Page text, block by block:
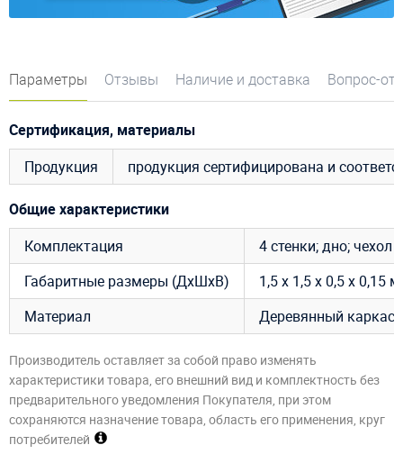
Параметры Отзывы Наличие и доставка Вопрос-
Сертификация, материалы
Продукция
продукция сертифицирована и
Общие характеристики
Комплектация
4 стенки; дно; чехол
Габаритные размеры (ДхШхВ)
1,5 х 1,5 х 0,5 х 0,15 м
Материал
Деревянный каркас,
Производитель оставляет за собой право изменять
характеристики товара, его внешний вид и комплектность без
предварительного уведомления Покупателя, при этом
сохраняются назначение товара, область его применения, круг
потребителей